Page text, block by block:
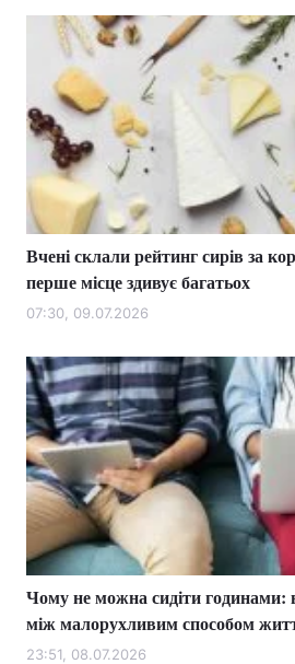
Тема оформлення
Вчені склали рейтинг сирів за
перше місце здивує багатьох
07:30, 09.07.2026
Чому не можна сидіти годинами:
між малорухливим способом
23:51, 08.07.2026